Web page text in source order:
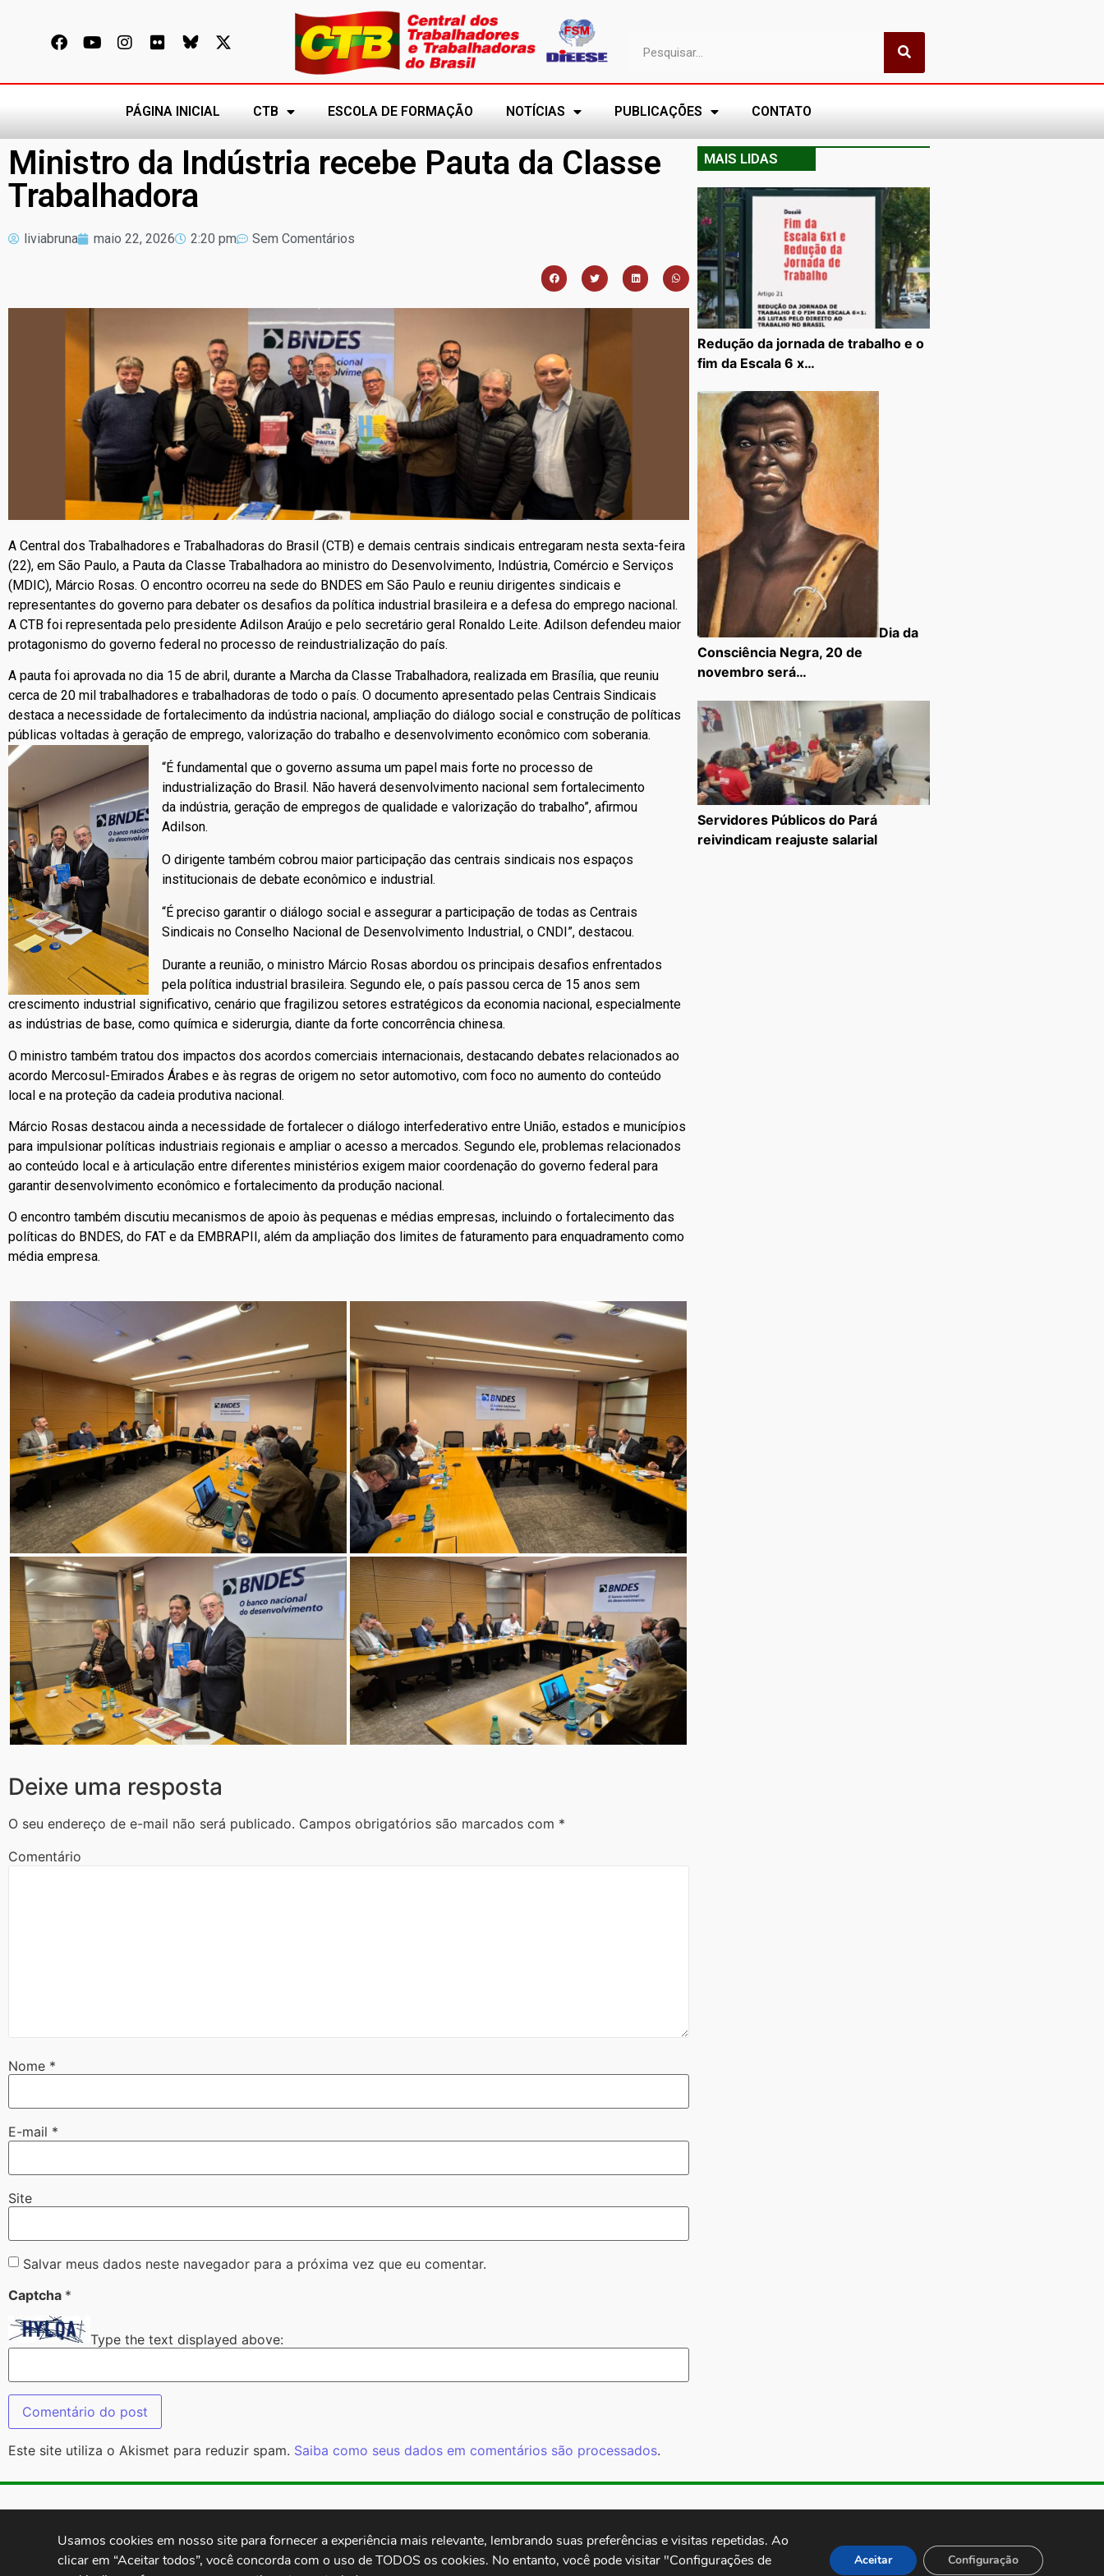
PÁGINA INICIAL CTB ESCOLA DE FORMAÇÃO NOTÍCIAS PUBLICAÇÕES CONTATO
Ministro da Indústria recebe Pauta da Classe
Trabalhadora
liviabruna maio 22, 2026 2:20 pm Sem Comentários
A Central dos Trabalhadores e Trabalhadoras do Brasil (CTB) e demais centrais sindicais entregaram nesta sexta-feira
(22), em São Paulo, a Pauta da Classe Trabalhadora ao ministro do Desenvolvimento, Indústria, Comércio e Serviços
(MDIC), Márcio Rosas. O encontro ocorreu na sede do BNDES em São Paulo e reuniu dirigentes sindicais e
representantes do governo para debater os desafios da política industrial brasileira e a defesa do emprego nacional.
A CTB foi representada pelo presidente Adilson Araújo e pelo secretário geral Ronaldo Leite. Adilson defendeu maior
protagonismo do governo federal no processo de reindustrialização do país.
A pauta foi aprovada no dia 15 de abril, durante a Marcha da Classe Trabalhadora, realizada em Brasília, que reuniu
cerca de 20 mil trabalhadores e trabalhadoras de todo o país. O documento apresentado pelas Centrais Sindicais
destaca a necessidade de fortalecimento da indústria nacional, ampliação do diálogo social e construção de políticas
públicas voltadas à geração de emprego, valorização do trabalho e desenvolvimento econômico com soberania.
“É fundamental que o governo assuma um papel mais forte no processo de
industrialização do Brasil. Não haverá desenvolvimento nacional sem fortalecimento
da indústria, geração de empregos de qualidade e valorização do trabalho”, afirmou
Adilson.
O dirigente também cobrou maior participação das centrais sindicais nos espaços
institucionais de debate econômico e industrial.
“É preciso garantir o diálogo social e assegurar a participação de todas as Centrais
Sindicais no Conselho Nacional de Desenvolvimento Industrial, o CNDI”, destacou.
Durante a reunião, o ministro Márcio Rosas abordou os principais desafios enfrentados
pela política industrial brasileira. Segundo ele, o país passou cerca de 15 anos sem
crescimento industrial significativo, cenário que fragilizou setores estratégicos da economia nacional, especialmente
as indústrias de base, como química e siderurgia, diante da forte concorrência chinesa.
O ministro também tratou dos impactos dos acordos comerciais internacionais, destacando debates relacionados ao
acordo Mercosul-Emirados Árabes e às regras de origem no setor automotivo, com foco no aumento do conteúdo
local e na proteção da cadeia produtiva nacional.
Márcio Rosas destacou ainda a necessidade de fortalecer o diálogo interfederativo entre União, estados e municípios
para impulsionar políticas industriais regionais e ampliar o acesso a mercados. Segundo ele, problemas relacionados
ao conteúdo local e à articulação entre diferentes ministérios exigem maior coordenação do governo federal para
garantir desenvolvimento econômico e fortalecimento da produção nacional.
O encontro também discutiu mecanismos de apoio às pequenas e médias empresas, incluindo o fortalecimento das
políticas do BNDES, do FAT e da EMBRAPII, além da ampliação dos limites de faturamento para enquadramento como
média empresa.
Deixe uma resposta
O seu endereço de e-mail não será publicado. Campos obrigatórios são marcados com *
Comentário
Nome *
E-mail *
Site
Salvar meus dados neste navegador para a próxima vez que eu comentar.
Captcha *
Type the text displayed above:
Este site utiliza o Akismet para reduzir spam. Saiba como seus dados em comentários são processados.
MAIS LIDAS
Redução da jornada de trabalho e o
fim da Escala 6 x…
Dia da
Consciência Negra, 20 de
novembro será…
Servidores Públicos do Pará
reivindicam reajuste salarial
Paulo - SP - Brasil CEP: 01251-001
Usamos cookies em nosso site para fornecer a experiência mais relevante, lembrando suas preferências e visitas repetidas. Ao
clicar em “Aceitar todos”, você concorda com o uso de TODOS os cookies. No entanto, você pode visitar "Configurações de
Aceitar Configuração